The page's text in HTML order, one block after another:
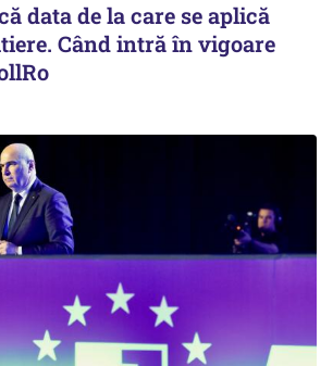
data de la care se aplică
Când intră în vigoare